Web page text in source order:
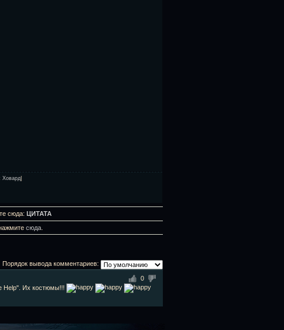
Ховард
сюда: ЦИТАТА
сюда
Порядок вывода комментариев:
0
Help". Их костюмы!!!